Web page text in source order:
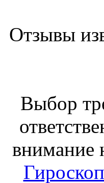
Отзывы
Выбор
внимание